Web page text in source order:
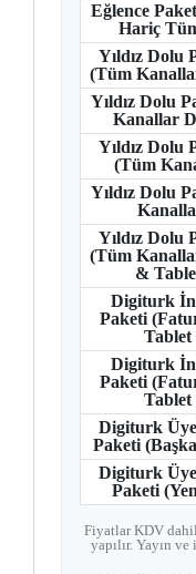
Eğlence
Hariç
Yıldız Dolu
(Tüm
Yıldız Dolu
Kanallar
Yıldız Dolu
(Tüm
Yıldız Dolu
Yıldız Dolu
(Tüm
&
Digiturk
Paketi
Digiturk
Paketi
Digiturk
Paketi
Digiturk
Paketi
Fiyatlar KDV
yapılır. Yayın